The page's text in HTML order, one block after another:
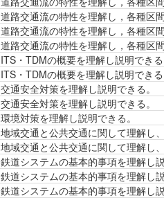
道路交通流の特性を理解し，各種区
道路交通流の特性を理解し，各種区
道路交通流の特性を理解し，各種区
ITS・TDMの概要を理解し説明できる
ITS・TDMの概要を理解し説明できる
交通安全対策を理解し説明できる。
交通安全対策を理解し説明できる。
環境対策を理解し説明できる。
地域交通と公共交通に関して理解し
地域交通と公共交通に関して理解し
鉄道システムの基本的事項を理解し説
鉄道システムの基本的事項を理解し説
鉄道システムの基本的事項を理解し説